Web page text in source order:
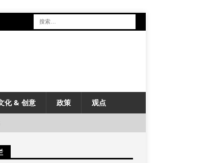
化 & 创意 政策 观点